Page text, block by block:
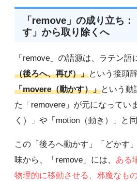
「remove」の成り立ち
す」から取り除くへ
「remove」の語源は、ラテン語
（後ろへ、再び）」という接頭辞
「movere（動かす）」という動
た「removere」が元になってい
く）」や「motion（動き）」と
この「後ろへ動かす」「どかす
味から、「remove」には、 ある
物理的に移動させる、邪魔なも